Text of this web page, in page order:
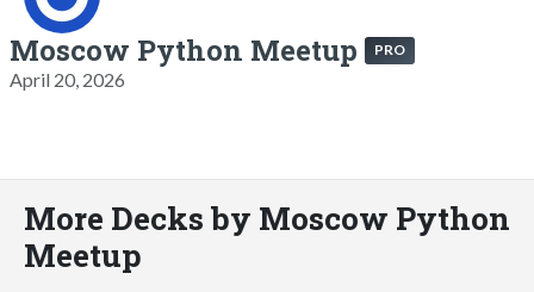
Moscow Python Meetup PRO
April 20, 2026
More Decks by Moscow Python
Meetup